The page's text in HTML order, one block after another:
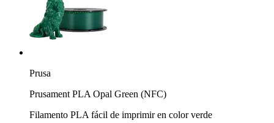
Prusa
Prusament PLA Opal Green (NFC)
Filamento PLA fácil de imprimir en color verde